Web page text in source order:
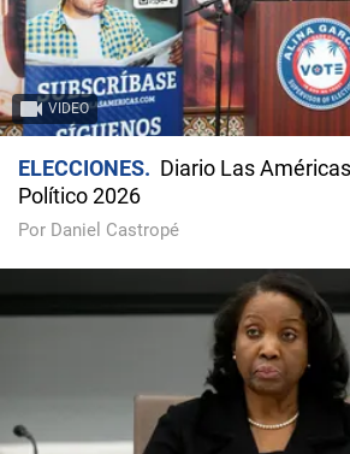
VIDEO
ELECCIONES
Diario Las
Político 2026
Por Daniel Castropé